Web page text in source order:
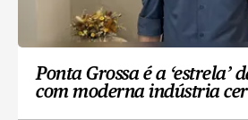
Ponta Grossa é a ‘estrela’
com moderna indústria